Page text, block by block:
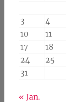
3
4
10
11
17
18
24
25
31
« Jan.